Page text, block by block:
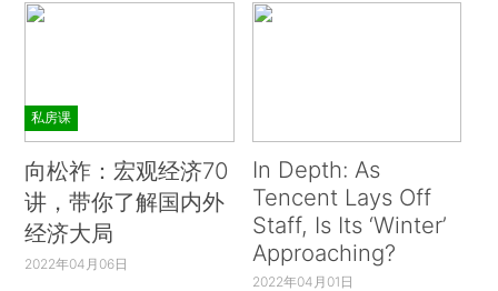
私房课
向松祚：宏观经济70
讲，带你了解国内外
经济大局
2022年04月06日
In Depth: As
Tencent Lays Off
Staff, Is Its ‘Winter’
Approaching?
2022年04月01日